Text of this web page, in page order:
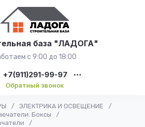
база "ЛАДОГА"
с 9:00 до 18:00
+7(911)291-99-97
Обратный звонок
/ ЭЛЕКТРИКА И ОСВЕЩЕНИЕ
/
Боксы
/
/